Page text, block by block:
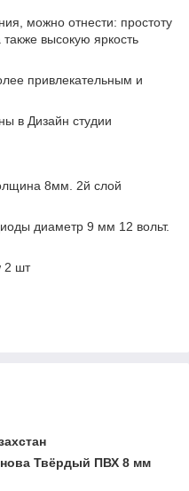
можно отнести: простоту
высокую яркость
привлекательным и
в Дизайн студии
8мм. 2й слой
диаметр 9 мм 12 вольт.
2 шт
Твёрдый ПВХ 8 мм